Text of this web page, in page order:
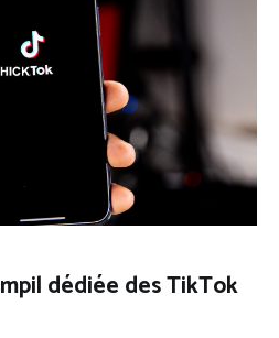
dédiée des TikTok